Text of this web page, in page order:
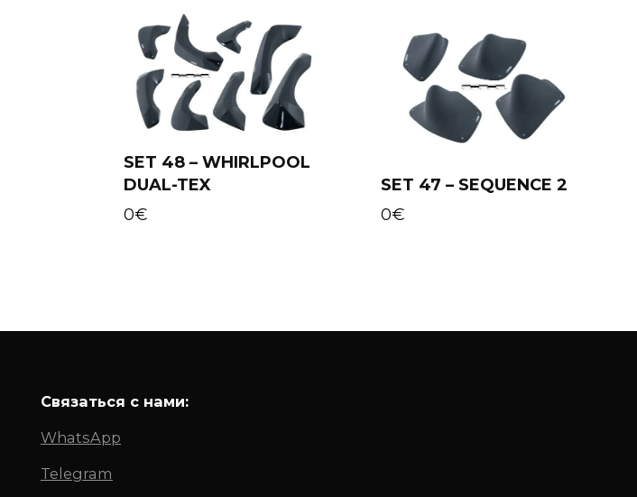
Add to cart
SET 48 – WHIRLPOOL
DUAL-TEX
0€
SET 47 – SEQUENCE 2
0€
Связаться с нами:
WhatsApp
Telegram